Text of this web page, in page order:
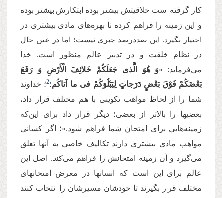
کار گرفته است خلاقیتش بیشتر بوده ابتکارش بیشتر بوده
و این زمینه را فراهم کرده تا بهره‌های مادی بیشتری در
اختیار بگیرد. این صددرصد جبری نیست؛ اما در عین حال
در نظام خلقت و در تدبیر عالم منظور است. خدا
می‌فرماید: «وَ هُوَ الَّذی جَعَلَكُمْ خَلائِفَ الْأَرْضِ وَ رَفَعَ
بَعْضَكُمْ فَوْقَ بَعْضٍ دَرَجاتٍ لِیَبْلُوَكُمْ فی ما آتاكُم‏؛2؛ خداوند
شما را از لحاظ مواهب تکوینی با هم مختلف قرار داد،
بعضیها را بالاتر از بعضی؛ دیگر قرار داد برای این‌که
زمینه‌هایی برای امتحان شما فراهم شود.»؛ اگر کسانی
مواهب مادی بیشتری دارند تکالیف خاصی به آنها تعلق
می‌گیرد و آن زمینه امتحانش را فراهم می‌کند. اصل این
عالم برای این است که انسانها در معرض امتحانهای
مختلف قرار بگیرند تا خودشان مسیرشان را انتخاب کنند